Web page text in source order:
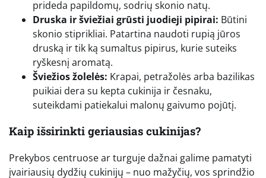
prideda papildomų, sodrių skonio natų.
Druska ir šviežiai grūsti juodieji pipirai: Būtini
skonio stiprikliai. Patartina naudoti rupią jūros
druską ir tik ką sumaltus pipirus, kurie suteiks
ryškesnį aromatą.
Šviežios žolelės: Krapai, petražolės arba bazilikas
puikiai dera su kepta cukinija ir česnaku,
suteikdami patiekalui malonų gaivumo pojūtį.
Kaip išsirinkti geriausias cukinijas?
Prekybos centruose ar turguje dažnai galime pamatyti
įvairiausių dydžių cukinijų – nuo mažyčių, vos sprindžio